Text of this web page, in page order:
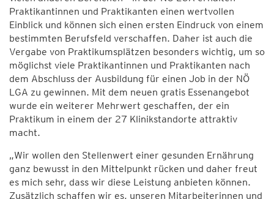
Praktikantinnen und Praktikanten einen wertvollen
Einblick und können sich einen ersten Eindruck von einem
bestimmten Berufsfeld verschaffen. Daher ist auch die
Vergabe von Praktikumsplätzen besonders wichtig, um so
möglichst viele Praktikantinnen und Praktikanten nach
dem Abschluss der Ausbildung für einen Job in der NÖ
LGA zu gewinnen. Mit dem neuen gratis Essenangebot
wurde ein weiterer Mehrwert geschaffen, der ein
Praktikum in einem der 27 Klinikstandorte attraktiv
macht.
„Wir wollen den Stellenwert einer gesunden Ernährung
ganz bewusst in den Mittelpunkt rücken und daher freut
es mich sehr, dass wir diese Leistung anbieten können.
Zusätzlich schaffen wir es, unseren Mitarbeiterinnen und